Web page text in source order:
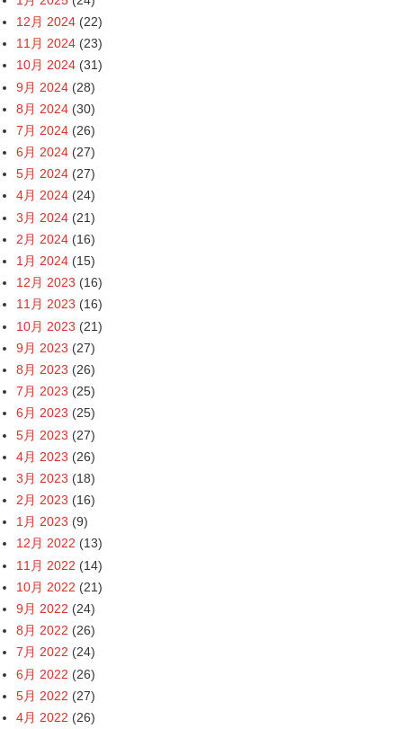
12月 2024 (22)
11月 2024 (23)
10月 2024 (31)
9月 2024 (28)
8月 2024 (30)
7月 2024 (26)
6月 2024 (27)
5月 2024 (27)
4月 2024 (24)
3月 2024 (21)
2月 2024 (16)
1月 2024 (15)
12月 2023 (16)
11月 2023 (16)
10月 2023 (21)
9月 2023 (27)
8月 2023 (26)
7月 2023 (25)
6月 2023 (25)
5月 2023 (27)
4月 2023 (26)
3月 2023 (18)
2月 2023 (16)
1月 2023 (9)
12月 2022 (13)
11月 2022 (14)
10月 2022 (21)
9月 2022 (24)
8月 2022 (26)
7月 2022 (24)
6月 2022 (26)
5月 2022 (27)
4月 2022 (26)